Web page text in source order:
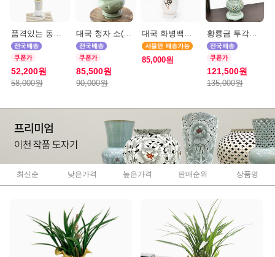
품격있는 동양란 A
52,200원
58,000원
대국 청자 소(小)
85,500원
90,000원
대국 화병백자(서울)
85,000원
황룡금 투각청자분
121,500원
135,000원
최신순 낮은가격 높은가격 판매순위 상품명